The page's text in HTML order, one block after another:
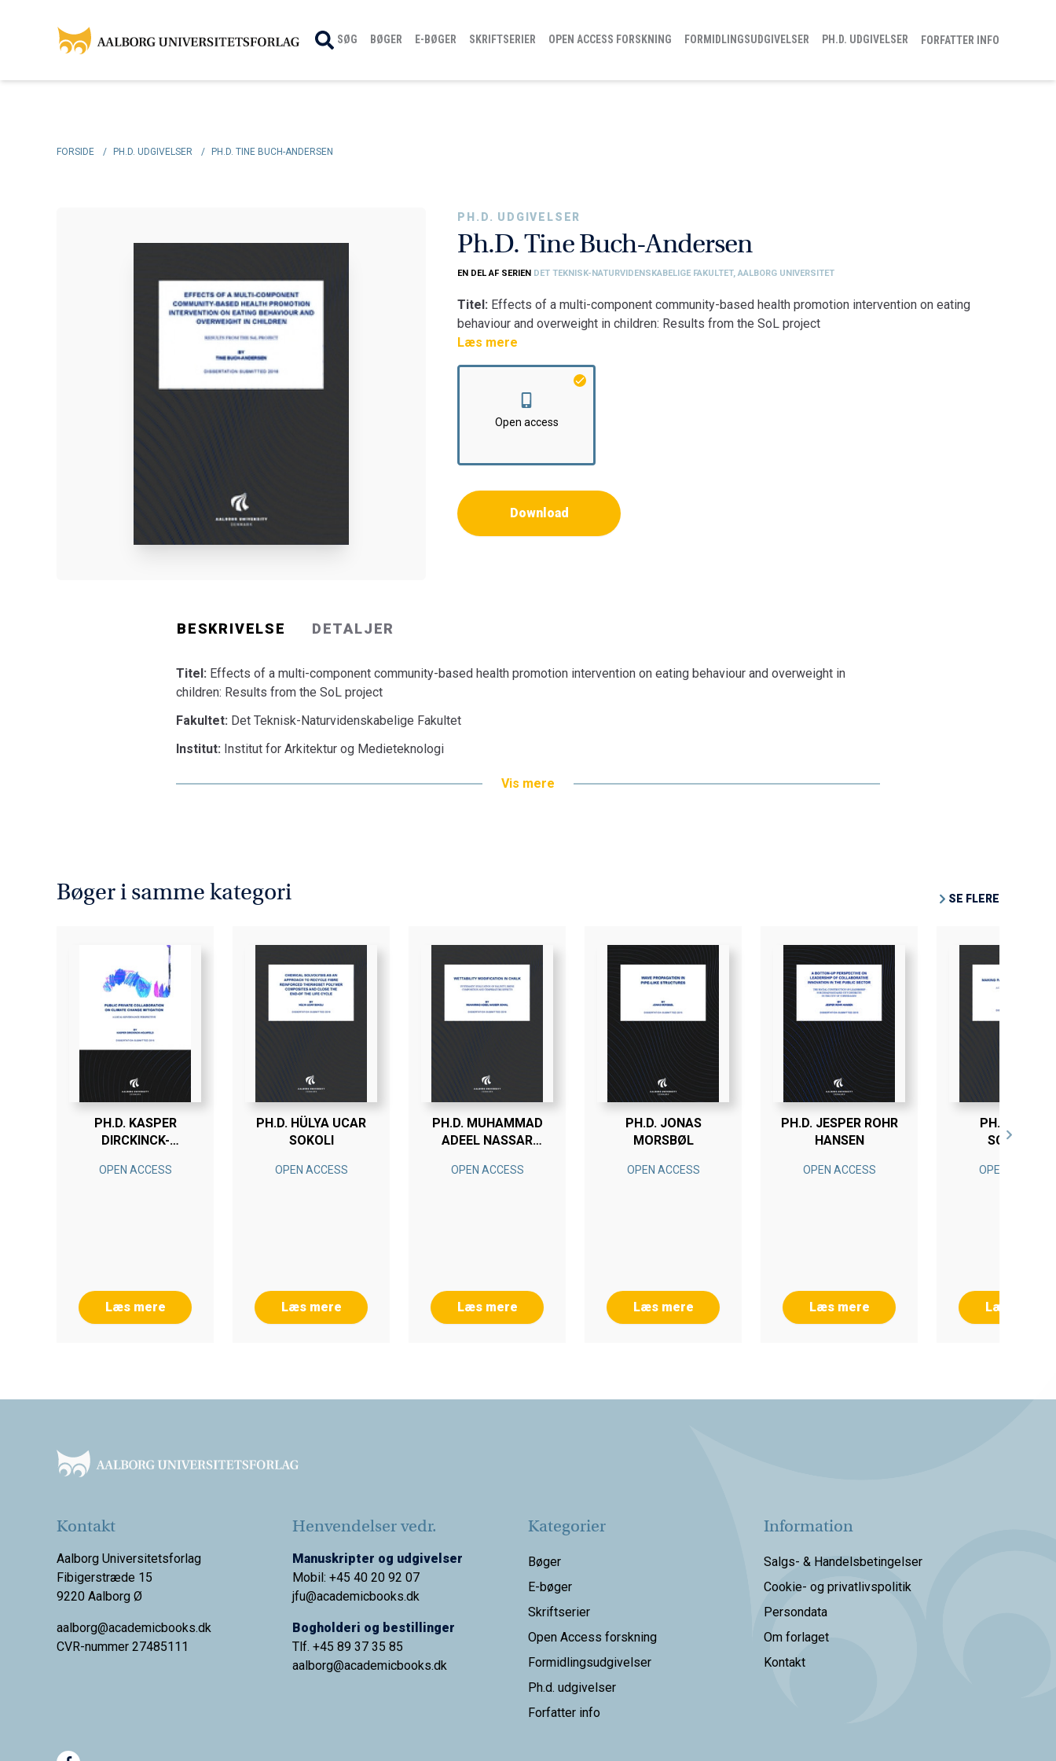
SØG BØGER E-BØGER SKRIFTSERIER OPEN ACCESS FORSKNING FORMIDLINGSUDGIVELSER PH.D. UDGIVELSER FORFATTER INFO
FORSIDE / PH.D. UDGIVELSER / PH.D. TINE BUCH-ANDERSEN
PH.D. UDGIVELSER
Ph.D. Tine Buch-Andersen
EN DEL AF SERIEN DET TEKNISK-NATURVIDENSKABELIGE FAKULTET, AALBORG UNIVERSITET
Titel: Effects of a multi-component community-based health promotion intervention on eating
behaviour and overweight in children: Results from the SoL project
Fakultet:Det Teknisk-Naturvidenskabelige Fakultet
Institut:Institut for Arkitektur og Medieteknologi
Læs mere
Open access
Download
BESKRIVELSE DETALJER
Titel: Effects of a multi-component community-based health promotion intervention on eating behaviour and overweight in
children: Results from the SoL project
Fakultet: Det Teknisk-Naturvidenskabelige Fakultet
Institut: Institut for Arkitektur og Medieteknologi
Vis mere
Bøger i samme kategori SE FLERE
PH.D. KASPER
DIRCKINCK-
OPEN ACCESS
Læs mere
PH.D. HÜLYA UCAR
SOKOLI
OPEN ACCESS
Læs mere
PH.D. MUHAMMAD
ADEEL NASSAR
OPEN ACCESS
Læs mere
PH.D. JONAS
MORSBØL
OPEN ACCESS
Læs mere
PH.D. JESPER ROHR
HANSEN
OPEN ACCESS
Læs mere
PH.D. LYKKE
SCHMIDT
OPEN ACCESS
Læs mere
Kontakt
Aalborg Universitetsforlag
Fibigerstræde 15
9220 Aalborg Ø
aalborg@academicbooks.dk
CVR-nummer 27485111
Henvendelser vedr.
Manuskripter og udgivelser
Mobil: +45 40 20 92 07
jfu@academicbooks.dk
Bogholderi og bestillinger
Tlf. +45 89 37 35 85
aalborg@academicbooks.dk
Kategorier
Bøger
E-bøger
Skriftserier
Open Access forskning
Formidlingsudgivelser
Ph.d. udgivelser
Forfatter info
Information
Salgs- & Handelsbetingelser
Cookie- og privatlivspolitik
Persondata
Om forlaget
Kontakt